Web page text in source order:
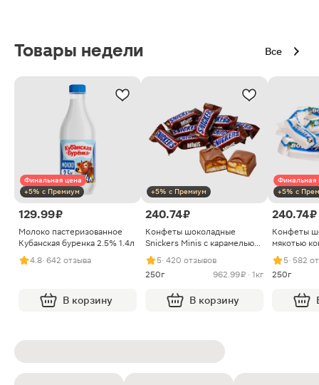
Товары недели Все
Финальная цена
+5% с Премиум
129.99 ₽
Молоко пастеризованное
Кубанская буренка 2.5% 1.4л
4.8· 642 отзыва
В корзину
+5% с Премиум
240.74 ₽
Конфеты шоколадные
Snickers Minis с карамелью
арахисом и нугой
5· 420 отзывов
250г
962.99 ₽ · 1кг
В корзину
Финальная
+5% с
240.74 ₽
Конфеты
мякотью
5· 582
250г